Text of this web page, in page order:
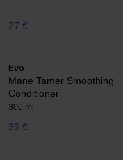
27 €
Evo
Mane Tamer Smoothing
Conditioner
300 ml
36 €